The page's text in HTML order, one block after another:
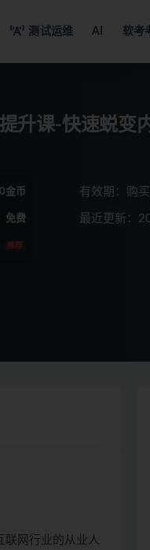
测试运维 AI 软考
升课-快速蜕变
金币
免费
推荐
有效期：购
最近更新：
联网行业的从业人